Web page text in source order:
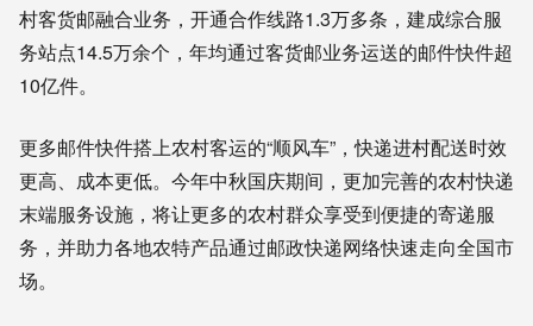
村客货邮融合业务，开通合作线路1.3万多条，建成综合服
务站点14.5万余个，年均通过客货邮业务运送的邮件快件超
10亿件。
更多邮件快件搭上农村客运的“顺风车”，快递进村配送时效
更高、成本更低。今年中秋国庆期间，更加完善的农村快递
末端服务设施，将让更多的农村群众享受到便捷的寄递服
务，并助力各地农特产品通过邮政快递网络快速走向全国市
场。